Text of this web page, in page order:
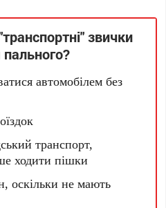
звички
автомобілем без
транспорт,
ходити пішки
оскільки не мають